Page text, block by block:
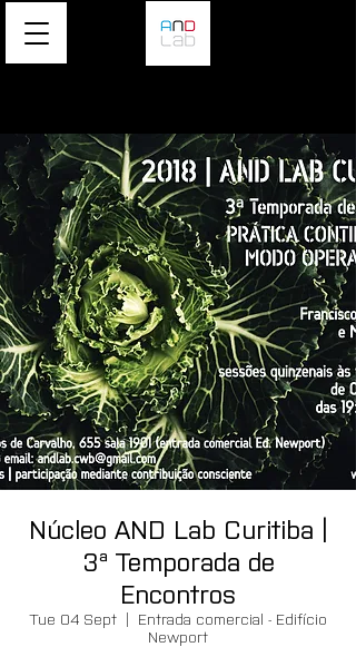
Núcleo AND Lab Curitiba |
3ª Temporada de
Encontros
Tue 04 Sept
  |
Entrada comercial - Edifício
Newport